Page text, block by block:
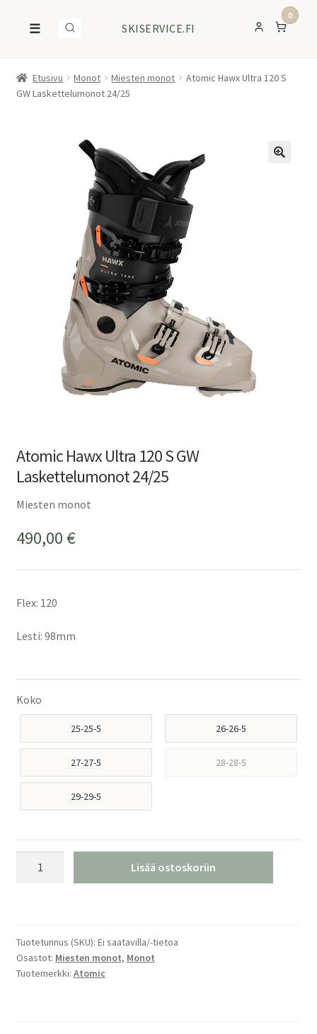
☰ SKISERVICE.FI
0
Etusivu Monot Miesten monot
Atomic Hawx Ultra 120 S
GW Laskettelumonot 24/25
Atomic Hawx Ultra 120 S GW
Laskettelumonot 24/25
Miesten monot
490,00 €
Flex: 120
Lesti: 98mm
Koko
25-25-5 26-26-5
27-27-5 28-28-5
29-29-5
GW
Laskettelumonot
Lisää ostoskoriin
Tuotetunnus (SKU): Ei saatavilla/-tietoa
Osastot: Miesten monot, Monot
Tuotemerkki: Atomic